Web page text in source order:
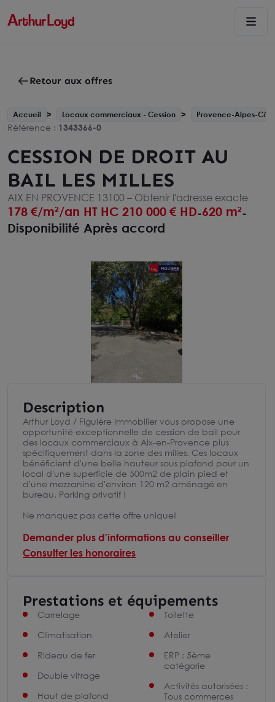
Retour aux offres
Accueil Locaux commerciaux - Cession Provence-Alpes-
Référence : 1343366-0
CESSION DE DROIT AU
BAIL LES MILLES
AIX EN PROVENCE 13100 – Obtenir l'adresse exacte
178 €/m²/an HT HC 210 000 € HD-620 m²-
Disponibilité Après accord
Description
Arthur Loyd / Figuière Immobilier vous propose une
opportunité exceptionnelle de cession de bail pour
des locaux commerciaux à Aix-en-Provence plus
spécifiquement dans la zone des milles. Ces locaux
bénéficient d'une belle hauteur sous plafond pour un
local d'une superficie de 500m2 de plain pied et
d'une mezzanine d'environ 120 m2 aménagé en
bureau. Parking privatif !
Ne manquez pas cette offre unique!
Demander plus d'informations au conseiller
Consulter les honoraires
Prestations et équipements
Carrelage
Climatisation
Rideau de fer
Double vitrage
Haut de plafond
Toilette
Atelier
ERP : 5ème
catégorie
Activités autorisées :
Tous commerces